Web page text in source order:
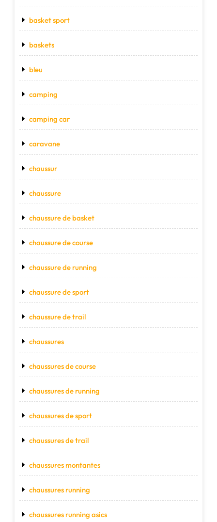
basket sport
baskets
bleu
camping
camping car
caravane
chaussur
chaussure
chaussure de basket
chaussure de course
chaussure de running
chaussure de sport
chaussure de trail
chaussures
chaussures de course
chaussures de running
chaussures de sport
chaussures de trail
chaussures montantes
chaussures running
chaussures running asics